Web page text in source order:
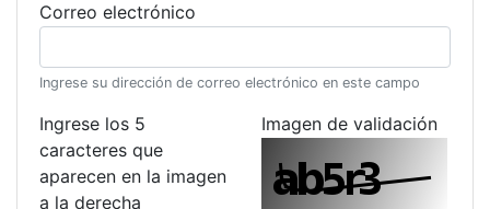
Correo electrónico
Ingrese su dirección de correo electrónico en este campo
Ingrese los 5
caracteres que
aparecen en la imagen
a la derecha
Imagen de validación